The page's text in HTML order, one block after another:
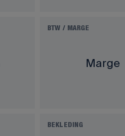
BTW / MARGE
Marge
BEKLEDING